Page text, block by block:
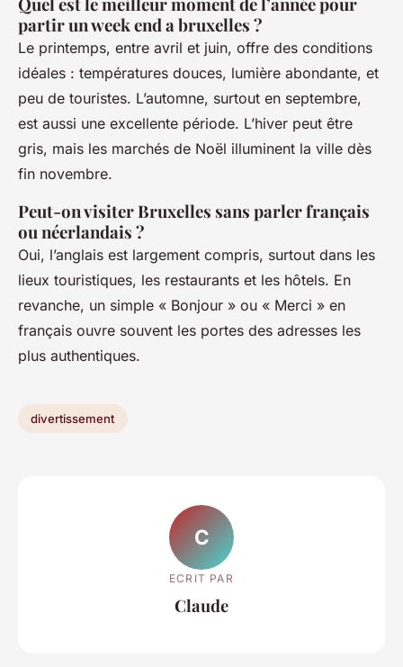
partir un week end a bruxelles ?
Le printemps, entre avril et juin, offre des conditions
idéales : températures douces, lumière abondante, et
peu de touristes. L’automne, surtout en septembre,
est aussi une excellente période. L’hiver peut être
gris, mais les marchés de Noël illuminent la ville dès
fin novembre.
Peut-on visiter Bruxelles sans parler français
ou néerlandais ?
Oui, l’anglais est largement compris, surtout dans les
lieux touristiques, les restaurants et les hôtels. En
revanche, un simple « Bonjour » ou « Merci » en
français ouvre souvent les portes des adresses les
plus authentiques.
divertissement
C
ECRIT PAR
Claude